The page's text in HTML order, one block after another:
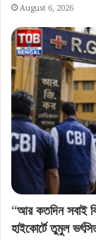
August 6, 2026
“আর কতদিন সবাই
হাইকোর্টে তুমুল